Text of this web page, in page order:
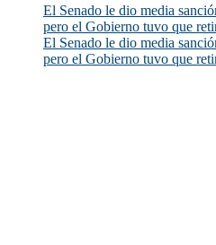
El Senado le dio media
pero el Gobierno tuvo que
El Senado le dio media
pero el Gobierno tuvo que